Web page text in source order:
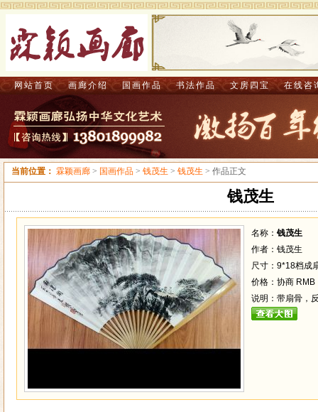
网站首页 画廊介绍 国画作品 书法作品 文房四宝 在线咨
当前位置： 霖颖画廊 > 国画作品 > 钱茂生 > 钱茂生 > 作品正文
钱茂生
名称： 钱茂生
作者：钱茂生
尺寸：9*18档成
价格：协商 RMB
说明：带扇骨，